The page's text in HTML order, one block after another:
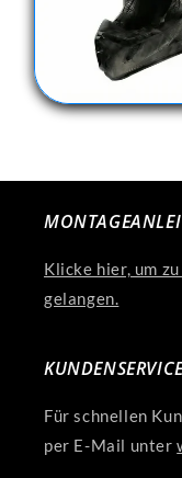
Klicke hier, um
gelangen.
Für schnellen
per E-Mail unter